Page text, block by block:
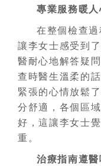
專業服務暖人
在整個檢查
讓李女士感受到
醫耐心地解答疑
查時醫生溫柔的
緊張的心情放鬆
分舒適，各個區
好，這讓李女士
重。
治療指南遵醫